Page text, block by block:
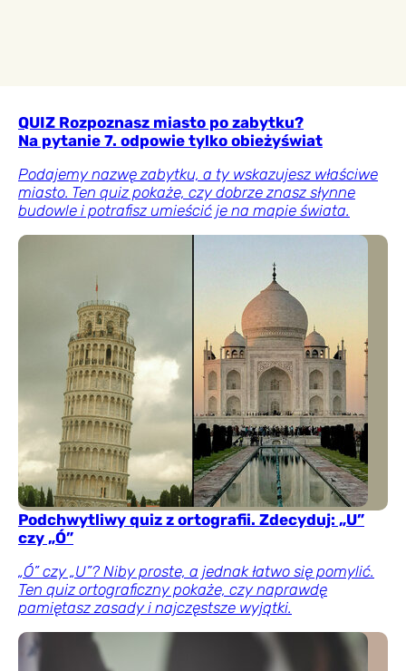
QUIZ Rozpoznasz miasto po zabytku?
Na pytanie 7. odpowie tylko obieżyświat
Podajemy nazwę zabytku, a ty wskazujesz właściwe
miasto. Ten quiz pokaże, czy dobrze znasz słynne
budowle i potrafisz umieścić je na mapie świata.
Podchwytliwy quiz z ortografii. Zdecyduj: „U”
czy „Ó”
„Ó” czy „U”? Niby proste, a jednak łatwo się pomylić.
Ten quiz ortograficzny pokaże, czy naprawdę
pamiętasz zasady i najczęstsze wyjątki.